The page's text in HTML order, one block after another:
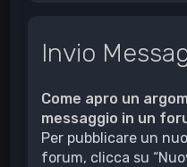
Invio
Come apro un
messaggio in un
Per pubblicare un
forum, clicca su